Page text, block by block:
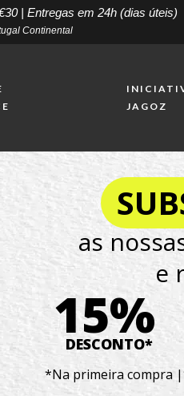
| Entregas em 24h (dias úteis)
Continental
JAGOZ
as
e
15%
DESCONTO*
*Na primeira compra